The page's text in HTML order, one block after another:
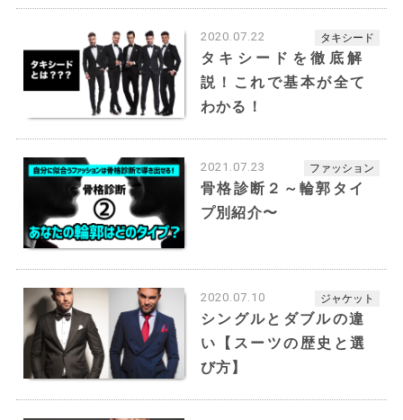
ショウゴ様モデルスーツ
国調なダブルブレストで重厚感のあるデザインと
なっております。チャック柄のお問い合わせ多数
頂いております。
【カラー】レッド、裏地ブラック
2020.07.22 タキシード
タキシードを徹底解
説！これで基本が全て
わかる！
2021.07.23 ファッション
骨格診断２～輪郭タイ
プ別紹介〜
2020.07.10 ジャケット
シングルとダブルの違
い【スーツの歴史と選
び方】